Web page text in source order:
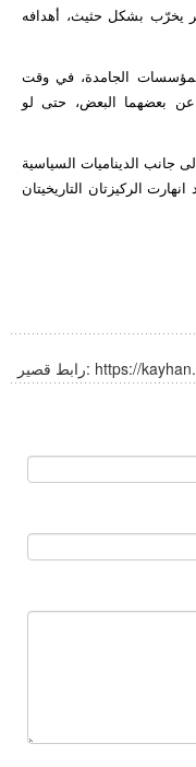
يخرّب بشكل حثيث، أهدافه
الجامدة، في وقت
عن بعضهما البعض، حتى لو
جانب الديناميات السياسية
الركيزتان التاريخيتان
رابط قصير: https://